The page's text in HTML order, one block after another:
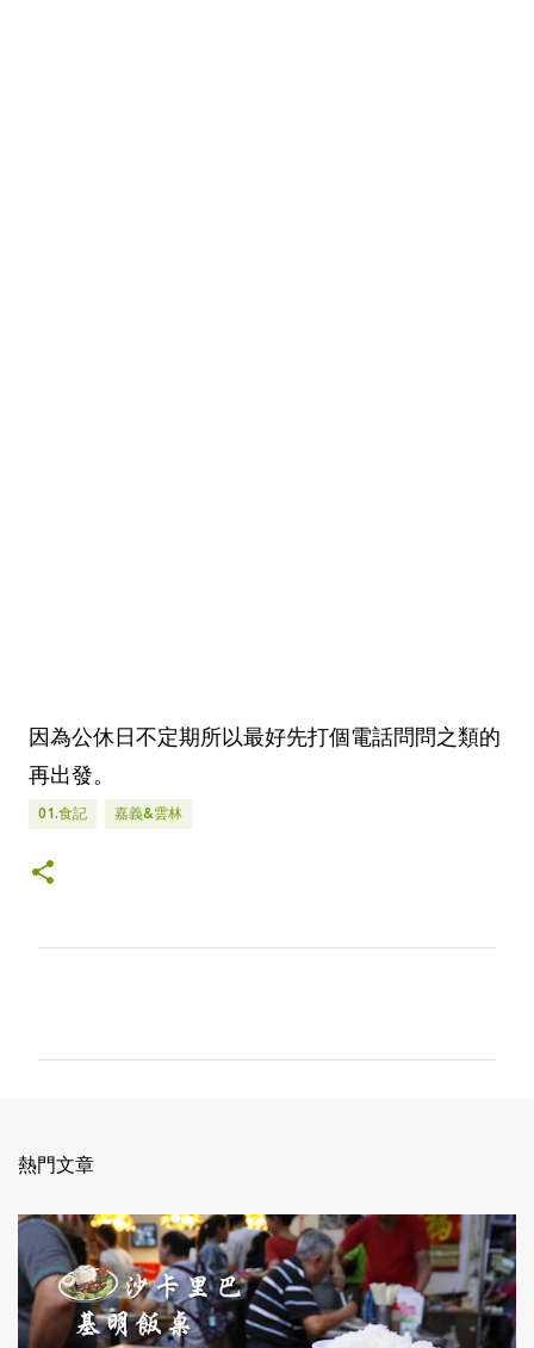
因為公休日不定期所以最好先打個電話問問之類的
再出發。
01.食記 嘉義&雲林
熱門文章